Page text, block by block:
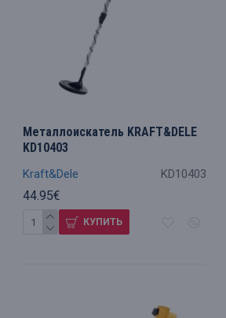
Kraft&Dele KD10403
Металлоискатель KRAFT&DELE
KD10403
44.95€
КУПИТЬ